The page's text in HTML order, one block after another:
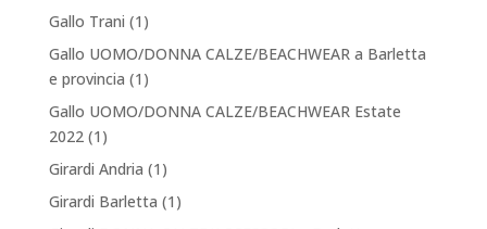
Gallo Trani (1)
Gallo UOMO/DONNA CALZE/BEACHWEAR a Barletta
e provincia (1)
Gallo UOMO/DONNA CALZE/BEACHWEAR Estate
2022(1)
Girardi Andria (1)
Girardi Barletta (1)